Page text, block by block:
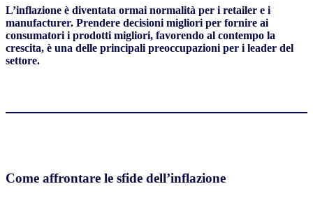
L’inflazione è diventata ormai normalità per i retailer e i
manufacturer. Prendere decisioni migliori per fornire ai
consumatori i prodotti migliori, favorendo al contempo la
crescita, è una delle principali preoccupazioni per i leader del
settore.
Come affrontare le sfide dell’inflazione